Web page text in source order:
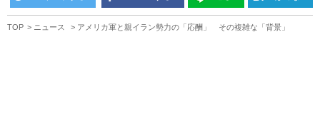
TOP ニュース アメリカ軍と親イラン勢力の「応酬」 その複雑な「背景」